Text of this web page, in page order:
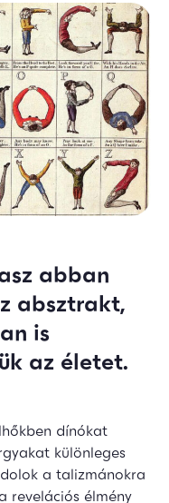
abban
absztrakt,
is
az életet.
dínókat
különleges
a talizmánokra
revelációs élmény